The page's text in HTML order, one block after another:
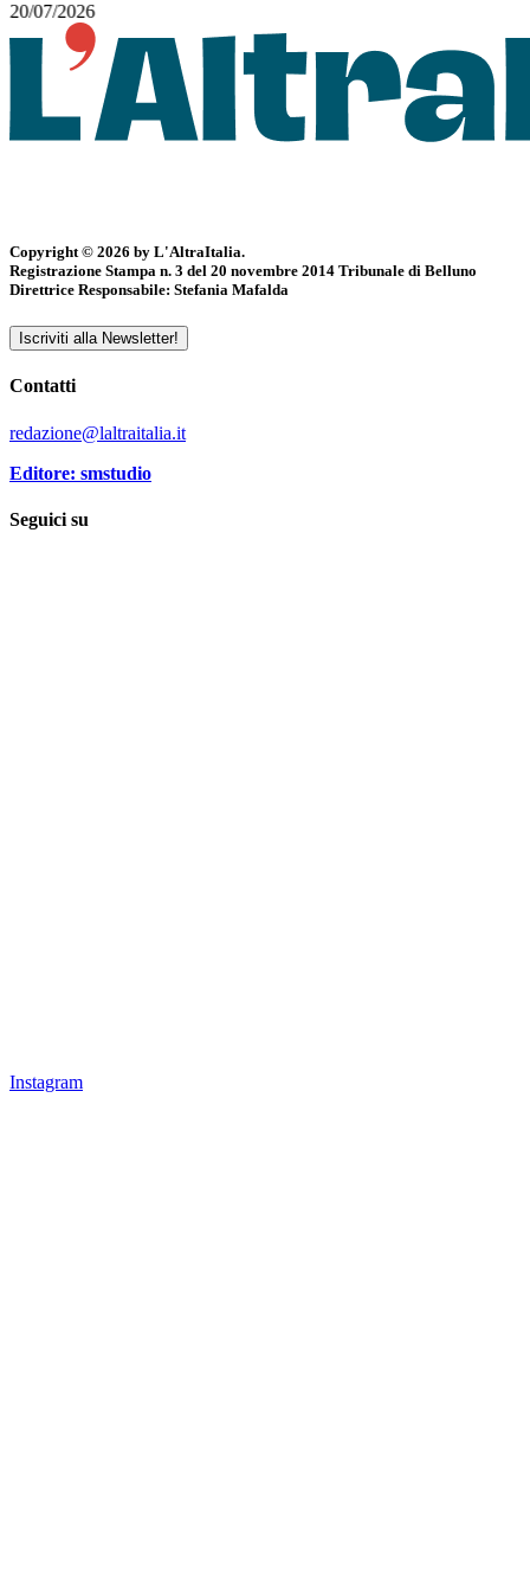
20/07/2026
Copyright © 2026 by L'AltraItalia.
Registrazione Stampa n. 3 del 20 novembre 2014 Tribunale di Belluno
Direttrice Responsabile: Stefania Mafalda
Iscriviti alla Newsletter!
Contatti
redazione@laltraitalia.it
Editore: smstudio
Seguici su
Instagram